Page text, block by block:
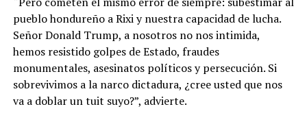
pueblo hondureño a Rixi y nuestra capacidad de lucha.
Señor Donald Trump, a nosotros no nos intimida,
hemos resistido golpes de Estado, fraudes
monumentales, asesinatos políticos y persecución. Si
sobrevivimos a la narco dictadura, ¿cree usted que nos
va a doblar un tuit suyo?”, advierte.